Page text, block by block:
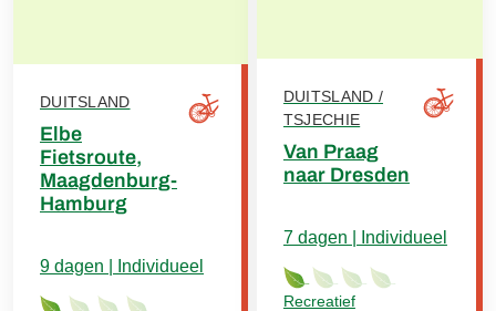
DUITSLAND
Elbe
Fietsroute,
Maagdenburg-
Hamburg
9 dagen | Individueel
DUITSLAND /
TSJECHIE
Van Praag
naar Dresden
Recreatief
7 dagen | Individueel